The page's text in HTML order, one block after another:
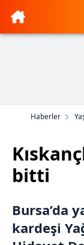
Haberler
bitti
Bursa’da
kardeşi